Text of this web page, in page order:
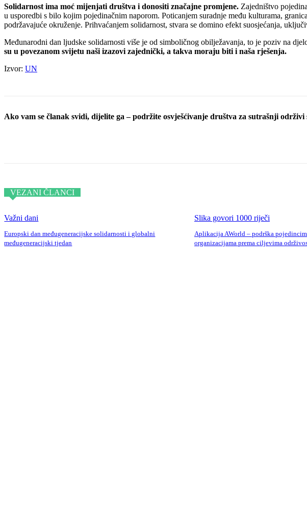
Solidarnost ima moć mijenjati društva i donositi značajne promjene. Zajedništvo
u usporedbi s bilo kojim pojedinačnim naporom. Poticanjem suradnje među kulturama,
podržavajuće okruženje. Prihvaćanjem solidarnost, stvara se domino efekt suosjećanja,
Međunarodni dan ljudske solidarnosti više je od simboličnog obilježavanja, to je poziv na
su u povezanom svijetu naši izazovi zajednički, a takva moraju biti i naša rješenja.
Izvor: UN
Ako vam se članak svidi, dijelite ga – podržite osvješćivanje društva za sutrašnji održivi
VEZANI ČLANCI
Važni dani
Europski dan međugeneracijske solidarnosti i globalni
međugeneracijski tjedan
Slika govori 1000 riječi
Aplikacija AWorld – podrška
organizacijama prema ciljevima